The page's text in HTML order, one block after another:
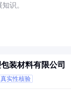
识。
装材料有限公司
实性核验